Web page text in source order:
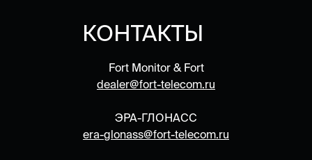
Fort Monitor & Fort
dealer@fort-telecom.ru
ЭРА-ГЛОНАСС
era-glonass@fort-telecom.ru
КОНТАКТЫ